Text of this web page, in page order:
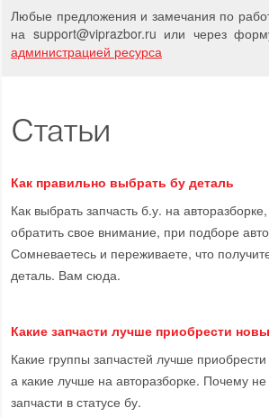
Любые предложения и замечания по
на support@viprazbor.ru или через
администрацией ресурса
Статьи
Как правильно выбрать бу деталь
Как выбрать запчасть б.у. на
обратить свое внимание, при подборе
Сомневаетесь и переживаете, что
деталь. Вам сюда.
Какие запчасти лучше приобрести
Какие группы запчастей лучше
а какие лучше на авторазборке. Почему не
запчасти в статусе бу.